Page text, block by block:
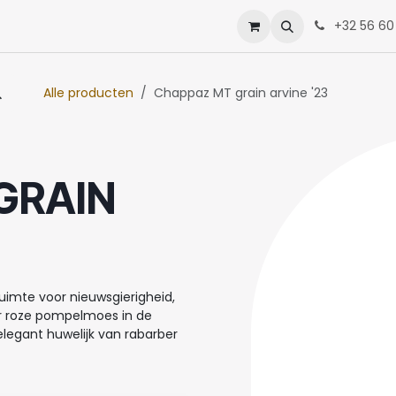
+32 56
Alle producten Chappaz MT grain arvine '23
voor nieuwsgierigheid,
pompelmoes in de
huwelijk van rabarber